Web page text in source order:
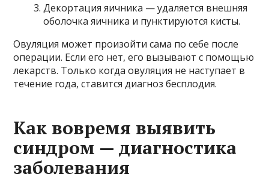
Декортация яичника — удаляется внешняя
оболочка яичника и пунктируются кисты.
Овуляция может произойти сама по себе после
операции. Если его нет, его вызывают с помощью
лекарств. Только когда овуляция не наступает в
течение года, ставится диагноз бесплодия.
Как вовремя выявить
синдром — диагностика
заболевания